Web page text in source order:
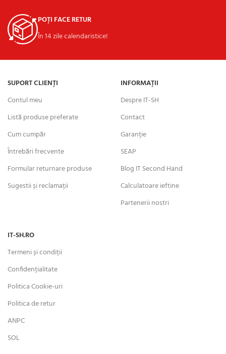
POȚI FACE RETUR
În 14 zile calendaristice!
SUPORT CLIENȚI
Contul meu
Listă produse preferate
Cum cumpăr
Întrebări frecvente
Formular returnare produse
Sugestii și reclamații
INFORMAȚII
Despre IT-SH
Contact
Garanție
SEAP
Blog IT Second Hand
Calculatoare ieftine
Partenerii nostri
IT-SH.RO
Termeni și condiții
Confidențialitate
Politica Cookie-uri
Politica de retur
ANPC
SOL